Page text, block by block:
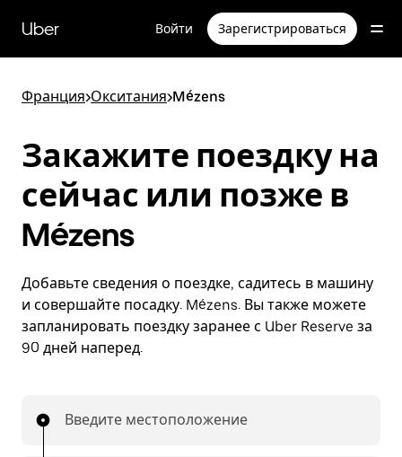
перейти
к
Uber Войти Зарегистрироваться
Франция>Окситания>Mézens
Закажите поездку на
сейчас или позже в
Mézens
Добавьте сведения о поездке, садитесь в машину
и совершайте посадку. Mézens. Вы также можете
запланировать поездку заранее с Uber Reserve за
90 дней наперед.
Введите местоположение